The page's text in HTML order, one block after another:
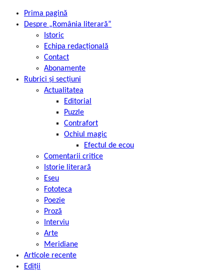
Prima pagină
Despre „România literară”
Istoric
Echipa redacțională
Contact
Abonamente
Rubrici și secțiuni
Actualitatea
Editorial
Puzzle
Contrafort
Ochiul magic
Efectul de ecou
Comentarii critice
Istorie literară
Eseu
Fototeca
Poezie
Proză
Interviu
Arte
Meridiane
Articole recente
Ediții